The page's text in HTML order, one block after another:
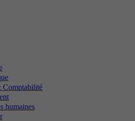
Comptabilité
humaines